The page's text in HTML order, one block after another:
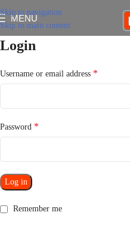
Skip to navigation
Skip to main content
MENU
Login
Username or email address *
Password *
Log in
Remember me